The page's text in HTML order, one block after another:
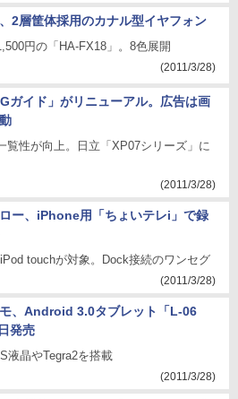
2層筐体採用のカナル型イヤフォン
円の「HA-FX18」。8色展開
(2011/3/28)
ガイド」がリニューアル。広告は画
覧性が向上。日立「XP07シリーズ」に
(2011/3/28)
ー、iPhone用「ちょいテレi」で録
touchが対象。Dock接続のワンセグ
(2011/3/28)
、Android 3.0タブレット「L-06
発売
液晶やTegra2を搭載
(2011/3/28)